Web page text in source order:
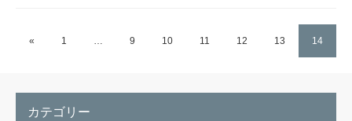
« 1 … 9 10 11 12 13 14
カテゴリー